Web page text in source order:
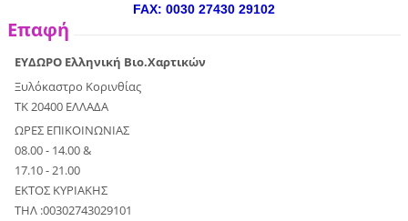
FAX: 0030 27430 29102
Επαφή
ΕΥΔΩΡΟ Ελληνική Βιο.Χαρτικών
Ξυλόκαστρο Κορινθίας
ΤΚ 20400 ΕΛΛΑΔΑ
ΩΡΕΣ ΕΠΙΚΟΙΝΩΝΙΑΣ
08.00 - 14.00 &
17.10 - 21.00
ΕΚΤΟΣ ΚΥΡΙΑΚΗΣ
ΤΗΛ :00302743029101